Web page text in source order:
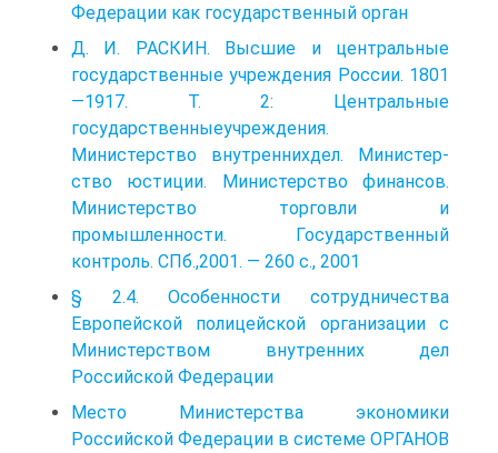
Федерации как государственный орган
Д. И. РАСКИН. Высшие и центральные
государственные учреждения России. 1801
—1917. Т. 2: Центральные
государственныеучреждения.
Министерство внутреннихдел. Министер­
ство юстиции. Министерство финансов.
Министерство торговли и
промышленности. Государственный
контроль. СПб.,2001. — 260 с., 2001
§ 2.4. Особенности сотрудничества
Европейской полицейской организации с
Министерством внутренних дел
Российской Федерации
Место Министерства экономики
Российской Федерации в системе ОРГАНОВ